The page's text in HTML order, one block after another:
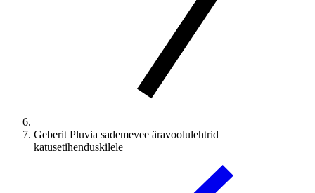
Geberit Pluvia sademevee äravoolulehtrid
katusetihenduskilele